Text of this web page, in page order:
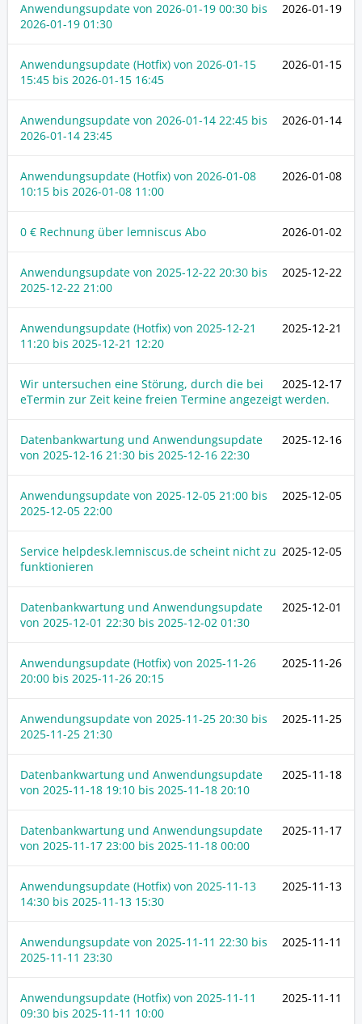
2026-01-19
Anwendungsupdate von 2026-01-19 00:30 bis
2026-01-19 01:30
2026-01-15
Anwendungsupdate (Hotfix) von 2026-01-15
15:45 bis 2026-01-15 16:45
2026-01-14
Anwendungsupdate von 2026-01-14 22:45 bis
2026-01-14 23:45
2026-01-08
Anwendungsupdate (Hotfix) von 2026-01-08
10:15 bis 2026-01-08 11:00
2026-01-02
0 € Rechnung über lemniscus Abo
2025-12-22
Anwendungsupdate von 2025-12-22 20:30 bis
2025-12-22 21:00
2025-12-21
Anwendungsupdate (Hotfix) von 2025-12-21
11:20 bis 2025-12-21 12:20
2025-12-17
Wir untersuchen eine Störung, durch die bei
eTermin zur Zeit keine freien Termine angezeigt werden.
2025-12-16
Datenbankwartung und Anwendungsupdate
von 2025-12-16 21:30 bis 2025-12-16 22:30
2025-12-05
Anwendungsupdate von 2025-12-05 21:00 bis
2025-12-05 22:00
2025-12-05
Service helpdesk.lemniscus.de scheint nicht zu
funktionieren
2025-12-01
Datenbankwartung und Anwendungsupdate
von 2025-12-01 22:30 bis 2025-12-02 01:30
2025-11-26
Anwendungsupdate (Hotfix) von 2025-11-26
20:00 bis 2025-11-26 20:15
2025-11-25
Anwendungsupdate von 2025-11-25 20:30 bis
2025-11-25 21:30
2025-11-18
Datenbankwartung und Anwendungsupdate
von 2025-11-18 19:10 bis 2025-11-18 20:10
2025-11-17
Datenbankwartung und Anwendungsupdate
von 2025-11-17 23:00 bis 2025-11-18 00:00
2025-11-13
Anwendungsupdate (Hotfix) von 2025-11-13
14:30 bis 2025-11-13 15:30
2025-11-11
Anwendungsupdate von 2025-11-11 22:30 bis
2025-11-11 23:30
2025-11-11
Anwendungsupdate (Hotfix) von 2025-11-11
09:30 bis 2025-11-11 10:00